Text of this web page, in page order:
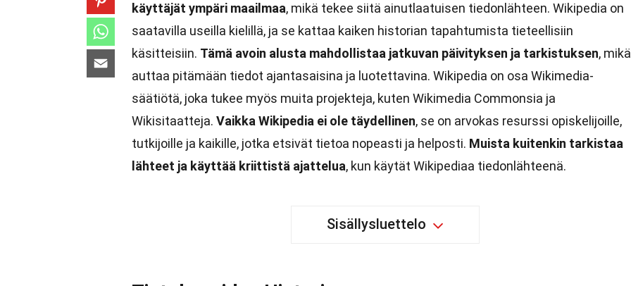
käyttäjät ympäri maailmaa, mikä tekee siitä ainutlaatuisen tiedonlähteen. Wikipedia on
saatavilla useilla kielillä, ja se kattaa kaiken historian tapahtumista tieteellisiin
käsitteisiin. Tämä avoin alusta mahdollistaa jatkuvan päivityksen ja tarkistuksen, mikä
auttaa pitämään tiedot ajantasaisina ja luotettavina. Wikipedia on osa Wikimedia-
säätiötä, joka tukee myös muita projekteja, kuten Wikimedia Commonsia ja
Wikisitaatteja. Vaikka Wikipedia ei ole täydellinen, se on arvokas resurssi opiskelijoille,
tutkijoille ja kaikille, jotka etsivät tietoa nopeasti ja helposti. Muista kuitenkin tarkistaa
lähteet ja käyttää kriittistä ajattelua, kun käytät Wikipediaa tiedonlähteenä.
Sisällysluettelo